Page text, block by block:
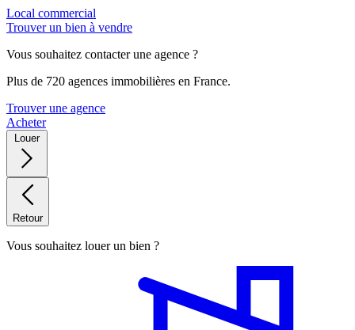
Local commercial
Trouver un bien à vendre
Vous souhaitez contacter une agence ?
Plus de 720 agences immobilières en France.
Trouver une agence
Acheter
Louer
Retour
Vous souhaitez louer un bien ?